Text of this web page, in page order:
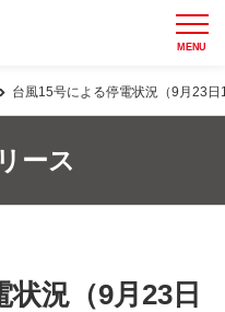
MENU
台風15号による停電状況（9月23日
ース
況（9月23日